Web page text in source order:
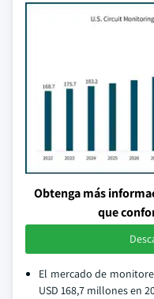
Obtenga más
que
El mercado de
USD 168,7 millones en